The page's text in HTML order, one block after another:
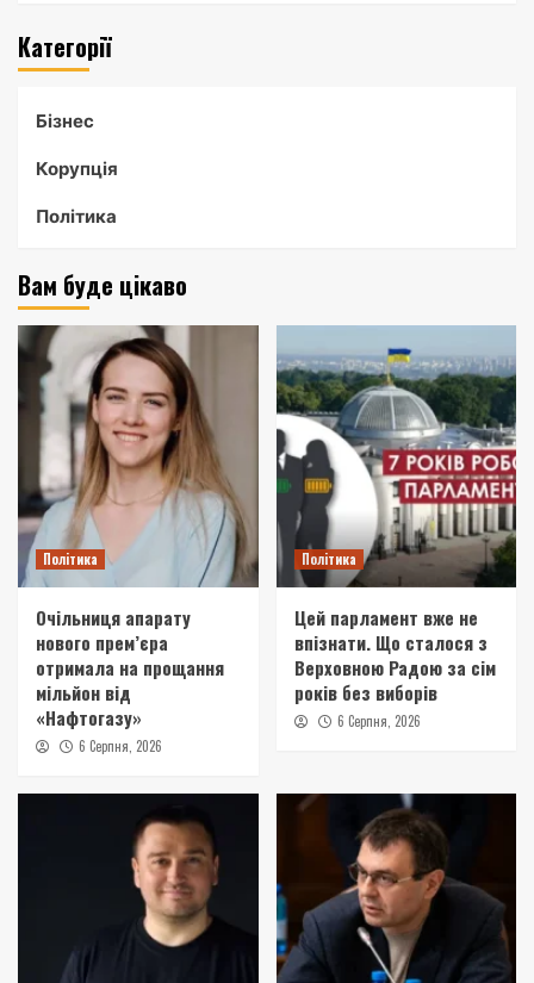
Категорії
Бізнес
Корупція
Політика
Вам буде цікаво
Політика
Очільниця апарату
нового прем’єра
отримала на прощання
мільйон від
«Нафтогазу»
6 Серпня, 2026
Політика
Цей парламент вже не
впізнати. Що сталося з
Верховною Радою за сім
років без виборів
6 Серпня, 2026